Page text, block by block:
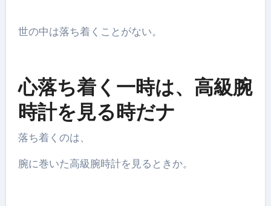
世の中は落ち着くことがない。
心落ち着く一時は、高級腕
時計を見る時だナ
落ち着くのは、
腕に巻いた高級腕時計を見るときか。